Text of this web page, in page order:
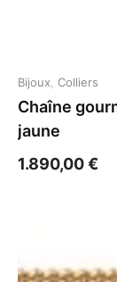
Bijoux Colliers
Chaîne
jaune
1.890,00€